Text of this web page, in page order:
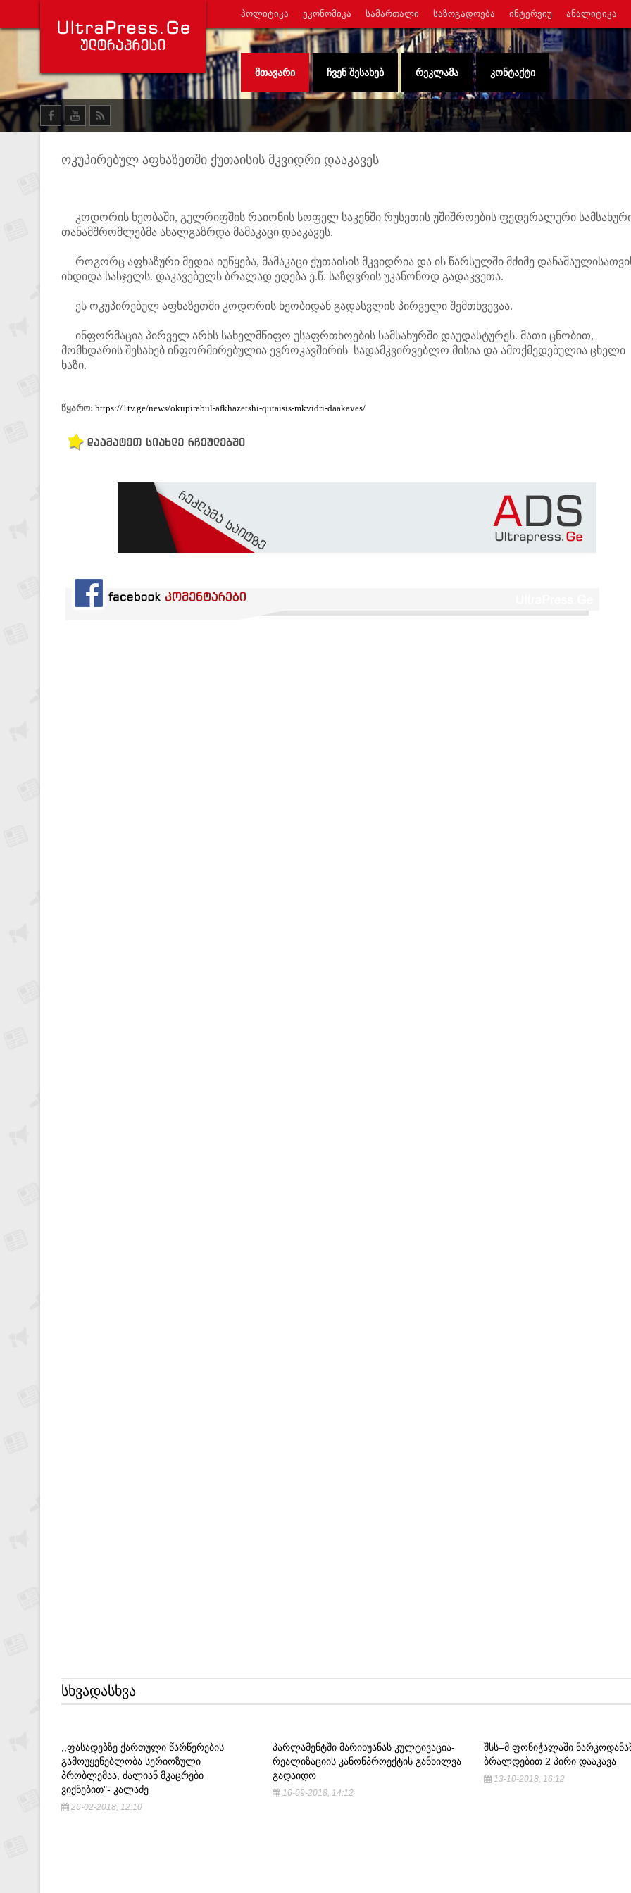
ᲞᲝᲚᲘᲢᲘᲙᲐ ᲔᲙᲝᲜᲝᲛᲘᲙᲐ ᲡᲐᲛᲐᲠᲗᲐᲚᲘ ᲡᲐᲖᲝᲒᲐᲓᲝᲔᲑᲐ ᲘᲜᲢᲔᲠᲕᲘᲣ ᲐᲜᲐᲚᲘᲢᲘᲙᲐ
ᲛᲗᲐᲕᲐᲠᲘ ᲩᲕᲔᲜ ᲨᲔᲡᲐᲮᲔᲑ ᲠᲔᲙᲚᲐᲛᲐ ᲙᲝᲜᲢᲐᲥᲢᲘ
ოკუპირებულ აფხაზეთში ქუთაისის მკვიდრი დააკავეს
კოდორის ხეობაში, გულრიფშის რაიონის სოფელ საკენში რუსეთის უშიშროების ფედერალური
თანამშრომლებმა ახალგაზრდა მამაკაცი დააკავეს.
როგორც აფხაზური მედია იუწყება, მამაკაცი ქუთაისის მკვიდრია და ის წარსულში მძიმე
იხდიდა სასჯელს. დაკავებულს ბრალად ედება ე.წ. საზღვრის უკანონოდ გადაკვეთა.
ეს ოკუპირებულ აფხაზეთში კოდორის ხეობიდან გადასვლის პირველი შემთხვევაა.
ინფორმაცია პირველ არხს სახელმწიფო უსაფრთხოების სამსახურში დაუდასტურეს. მათი ცნობით,
მომხდარის შესახებ ინფორმირებულია ევროკავშირის სადამკვირვებლო მისია და ამოქმედებულია ცხელი
ხაზი.
წყარო: https://1tv.ge/news/okupirebul-afkhazetshi-qutaisis-mkvidri-daakaves/
ᲡᲮᲕᲐᲓᲐᲡᲮᲕᲐ
,,ᲤᲐᲡᲐᲓᲔᲑᲖᲔ ᲥᲐᲠᲗᲣᲚᲘ ᲬᲐᲠᲬᲔᲠᲔᲑᲘᲡ
ᲒᲐᲛᲝᲣᲧᲔᲜᲔᲑᲚᲝᲑᲐ ᲡᲔᲠᲘᲝᲖᲣᲚᲘ
ᲞᲠᲝᲑᲚᲔᲛᲐᲐ, ᲫᲐᲚᲘᲐᲜ ᲛᲙᲐᲪᲠᲔᲑᲘ
ᲕᲘᲥᲜᲔᲑᲘᲗ"- ᲙᲐᲚᲐᲫᲔ
26-02-2018, 12:10
ᲞᲐᲠᲚᲐᲛᲔᲜᲢᲨᲘ ᲛᲐᲠᲘᲮᲣᲐᲜᲐᲡ ᲙᲣᲚᲢᲘᲕᲐᲪᲘᲐ-
ᲠᲔᲐᲚᲘᲖᲐᲪᲘᲘᲡ ᲙᲐᲜᲝᲜᲞᲠᲝᲔᲥᲢᲘᲡ ᲒᲐᲜᲮᲘᲚᲕᲐ
ᲒᲐᲓᲐᲘᲓᲝ
16-09-2018, 14:12
ᲨᲡᲡ–Მ ᲤᲝᲜᲘᲭᲐᲚᲐᲨᲘ
ᲑᲠᲐᲚᲓᲔᲑᲘᲗ 2 ᲞᲘᲠᲘ ᲓᲐᲐᲙᲐᲕᲐ
13-10-2018, 16:12